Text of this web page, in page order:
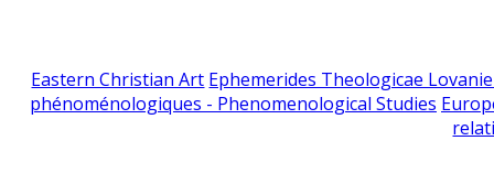
Eastern Christian Art Ephemerides Theologicae
phénoménologiques - Phenomenological Studies